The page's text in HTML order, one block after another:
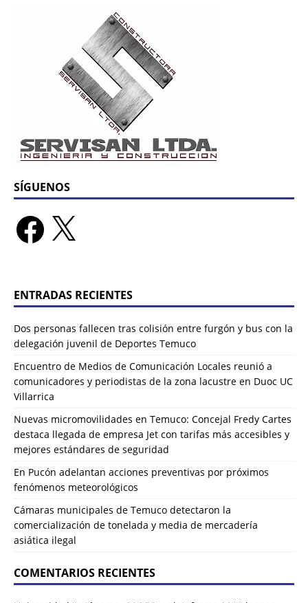
SÍGUENOS
ENTRADAS RECIENTES
Dos personas fallecen tras colisión entre furgón y bus con la
delegación juvenil de Deportes Temuco
Encuentro de Medios de Comunicación Locales reunió a
comunicadores y periodistas de la zona lacustre en Duoc UC
Villarrica
Nuevas micromovilidades en Temuco: Concejal Fredy Cartes
destaca llegada de empresa Jet con tarifas más accesibles y
mejores estándares de seguridad
En Pucón adelantan acciones preventivas por próximos
fenómenos meteorológicos
Cámaras municipales de Temuco detectaron la
comercialización de tonelada y media de mercadería
asiática ilegal
COMENTARIOS RECIENTES